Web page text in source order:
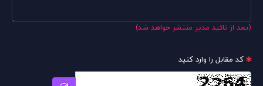
(بعد از تائید مدیر منتشر خواهد شد)
کد مقابل را وارد کنید